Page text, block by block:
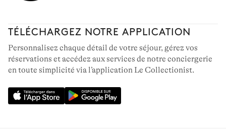
TÉLÉCHARGEZ NOTRE APPLICATION
Personnalisez chaque détail de votre séjour, gérez vos
réservations et accédez aux services de notre conciergerie
en toute simplicité via l’application Le Collectionist.